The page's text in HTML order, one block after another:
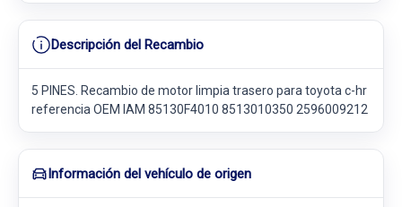
Descripción del Recambio
5 PINES. Recambio de motor limpia trasero para toyota c-hr
referencia OEM IAM 85130F4010 8513010350 2596009212
Información del vehículo de origen